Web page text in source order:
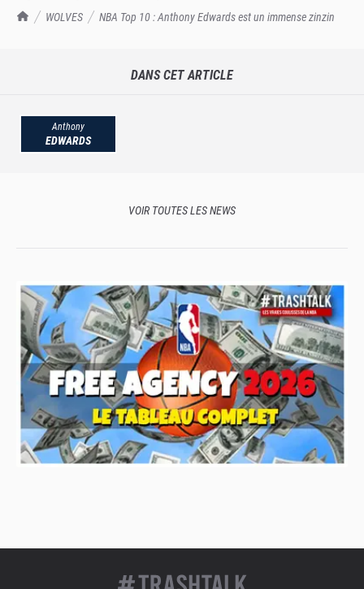
TrashTalk Actu NBA
WOLVES NBA Top 10 : Anthony Edwards est un immense zinzin
DANS CET ARTICLE
Anthony
EDWARDS
VOIR TOUTES LES NEWS